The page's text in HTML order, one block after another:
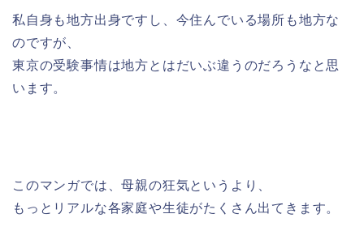
私自身も地方出身ですし、今住んでいる場所も地方な
のですが、
東京の受験事情は地方とはだいぶ違うのだろうなと思
います。
このマンガでは、母親の狂気というより、
もっとリアルな各家庭や生徒がたくさん出てきます。